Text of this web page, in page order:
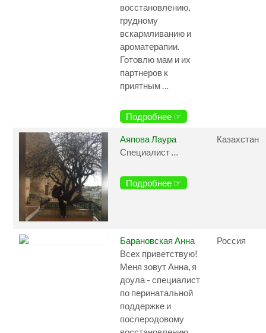
восстановлению,
грудному
вскармливанию и
ароматерапии.
Готовлю мам и их
партнеров к
приятным …
Подробнее ☞
Аяпова Лаура
Специалист …
Подробнее ☞
Казахстан
Барановская Анна
Всех приветствую!
Меня зовут Анна, я
доула - специалист
по перинатальной
поддержке и
послеродовому
Россия